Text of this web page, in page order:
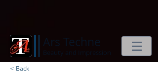
Ars Techne
Beauty and Impression
< Back